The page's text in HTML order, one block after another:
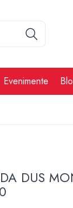
Evenimente
DUS